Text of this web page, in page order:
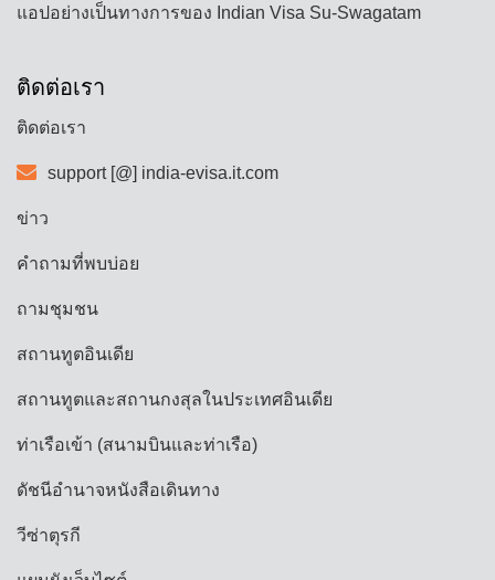
แอปอย่างเป็นทางการของ Indian Visa Su-Swagatam
ติดต่อเรา
ติดต่อเรา
support [@] india-evisa.it.com
ข่าว
คำถามที่พบบ่อย
ถามชุมชน
สถานทูตอินเดีย
สถานทูตและสถานกงสุลในประเทศอินเดีย
ท่าเรือเข้า (สนามบินและท่าเรือ)
ดัชนีอำนาจหนังสือเดินทาง
วีซ่าตุรกี